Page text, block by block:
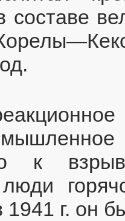
составе
к
1941 г. он